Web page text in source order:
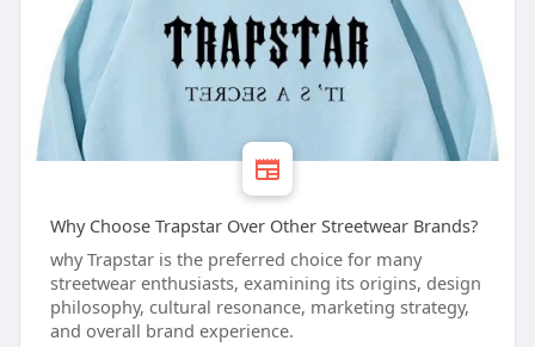
Why Choose Trapstar Over Other Streetwear Brands?
why Trapstar is the preferred choice for many
streetwear enthusiasts, examining its origins, design
philosophy, cultural resonance, marketing strategy,
and overall brand experience.